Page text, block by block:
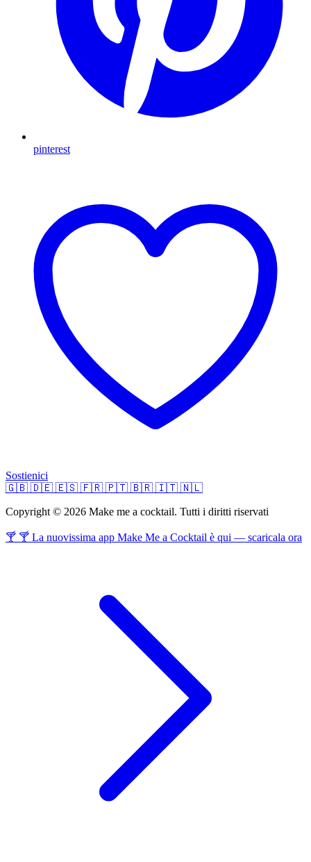
pinterest
Sostienici
🇬🇧 🇩🇪 🇪🇸 🇫🇷 🇵🇹 🇧🇷 🇮🇹 🇳🇱
Copyright © 2026 Make me a cocktail. Tutti i diritti riservati
🍸 🍸 La nuovissima app Make Me a Cocktail è qui — scaricala ora